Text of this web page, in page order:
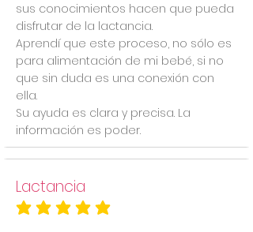
sus conocimientos hacen que pueda
disfrutar de la lactancia.
Aprendí que este proceso, no sólo es
para alimentación de mi bebé, si no
que sin duda es una conexión con
ella.
Su ayuda es clara y precisa. La
información es poder.
Lactancia
la calificación promedio es 5 de 5